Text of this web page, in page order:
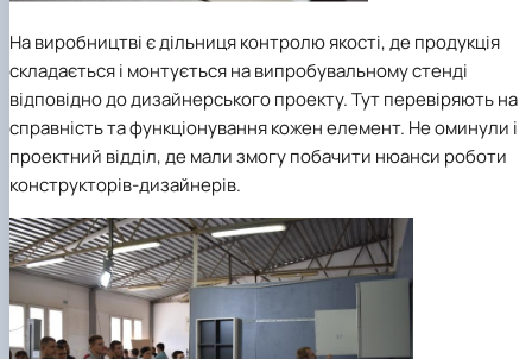
На виробництві є дільниця контролю якості, де продукція
складається і монтується на випробувальному стенді
відповідно до дизайнерського проекту. Тут перевіряють на
справність та функціонування кожен елемент. Не оминули і
проектний відділ, де мали змогу побачити нюанси роботи
конструкторів-дизайнерів.